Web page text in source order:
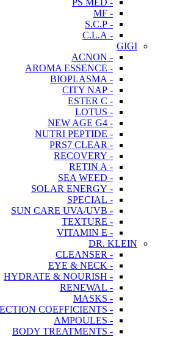
- PS MED
- MF
- S.C.P
- C.L.A
GIGI
- ACNON
- AROMA ESSENCE
- BIOPLASMA
- CITY NAP
- ESTER C
- LOTUS
- NEW AGE G4
- NUTRI PEPTIDE
- PRS7 CLEAR
- RECOVERY
- RETIN A
- SEA WEED
- SOLAR ENERGY
- SPECIAL
- SUN CARE UVA/UVB
- TEXTURE
- VITAMIN E
DR. KLEIN
- CLEANSER
- EYE & NECK
- HYDRATE & NOURISH
- RENEWAL
- MASKS
- PROTECTION COEFFICIENTS
- AMPOULES
- BODY TREATMENTS